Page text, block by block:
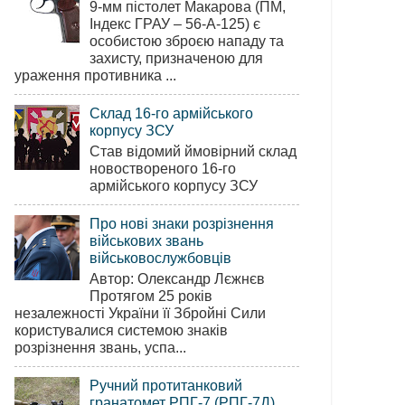
9-мм пістолет Макарова (ПМ,
Індекс ГРАУ – 56-А-125) є
особистою зброєю нападу та
захисту, призначеною для
ураження противника ...
Склад 16-го армійського
корпусу ЗСУ
Став відомий ймовірний склад
новоствореного 16-го
армійського корпусу ЗСУ
Про нові знаки розрізнення
військових звань
військовослужбовців
Автор: Олександр Лєжнєв
Протягом 25 років
незалежності України її Збройні Сили
користувалися системою знаків
розрізнення звань, успа...
Ручний протитанковий